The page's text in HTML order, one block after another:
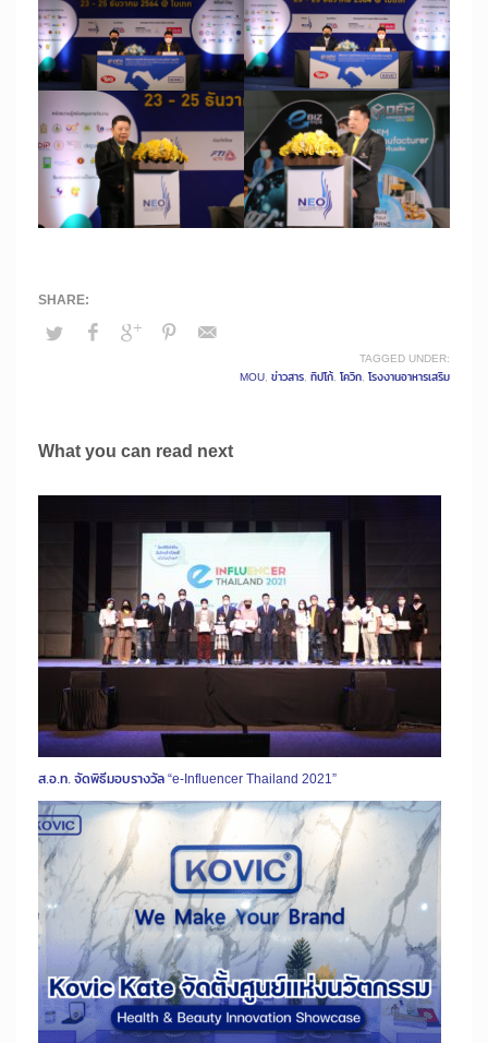
TAGGED UNDER:
MOU, ข่าวสาร, ทิปโก้, โควิก, โรงงานอาหารเสริม
What you can read next
ส.อ.ท. จัดพิธีมอบรางวัล “e-Influencer Thailand 2021”